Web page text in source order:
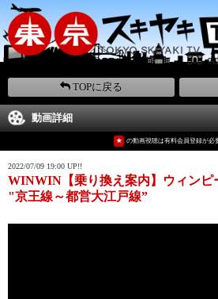
TOPに戻る
動画詳細
★ の動画視聴は有料会員登録が必
2022/07/09 19:00 UP!!
WINWIN【乗り換え案内】ウィンピ
"京王線～都営大江戸線”